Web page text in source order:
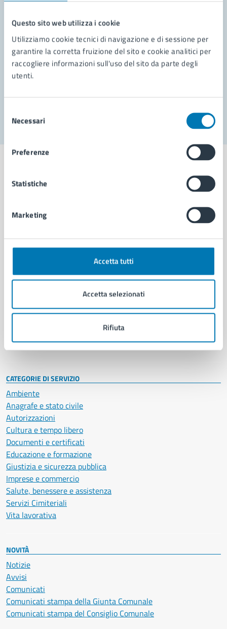
Questo sito web utilizza i cookie
Utilizziamo cookie tecnici di navigazione e di sessione per
garantire la corretta fruizione del sito e cookie analitici per
raccogliere informazioni sull'uso del sito da parte degli
utenti.
delNecessari
Preferenze
Statistiche
Marketing
Accetta tutti
Accetta selezionati
Rifiuta
Richiedi assistenza
Prenota appuntamento
Problemi in città
Aree amministrative
Uffici
Politici
Intranet, posta aziendale e protocollo
CATEGORIE DI SERVIZIO
Ambiente
Anagrafe e stato civile
Autorizzazioni
Cultura e tempo libero
Documenti e certificati
Educazione e formazione
Giustizia e sicurezza pubblica
Imprese e commercio
Salute, benessere e assistenza
Servizi Cimiteriali
Vita lavorativa
NOVITÀ
Notizie
Avvisi
Comunicati
Comunicati stampa della Giunta Comunale
Comunicati stampa del Consiglio Comunale